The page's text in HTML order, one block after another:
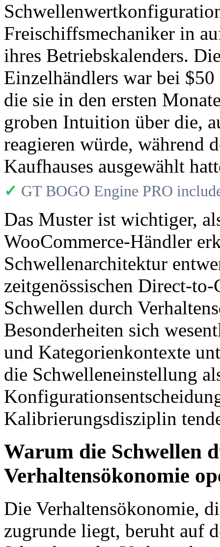
Freischiffsmechaniker in
ihres Betriebskalenders.
Einzelhändlers war bei
die sie in den ersten
groben Intuition über die,
reagieren würde, während
Kaufhauses ausgewählt
✓ GT BOGO Engine PRO
Das Muster ist wichtiger,
WooCommerce-Händler
Schwellenarchitektur
zeitgenössischen Direct-
Schwellen durch
Besonderheiten sich
und Kategorienkontexte
die Schwelleneinstellung
Kalibrierungsdisziplin
Warum die Schwellen
Verhaltensökonomie
Die Verhaltensökonomie,
zugrunde liegt, beruht auf